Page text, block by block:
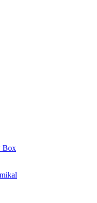
Box